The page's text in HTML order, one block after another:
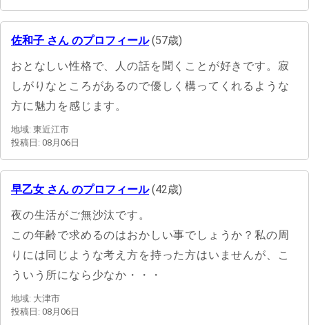
佐和子 さん のプロフィール(57歳)
おとなしい性格で、人の話を聞くことが好きです。寂
しがりなところがあるので優しく構ってくれるような
方に魅力を感じます。
地域: 東近江市
投稿日: 08月06日
早乙女 さん のプロフィール(42歳)
夜の生活がご無沙汰です。
この年齢で求めるのはおかしい事でしょうか？私の周
りには同じような考え方を持った方はいませんが、こ
ういう所になら少なか・・・
地域: 大津市
投稿日: 08月06日